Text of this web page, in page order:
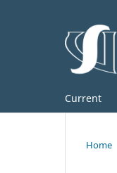
Current
Home